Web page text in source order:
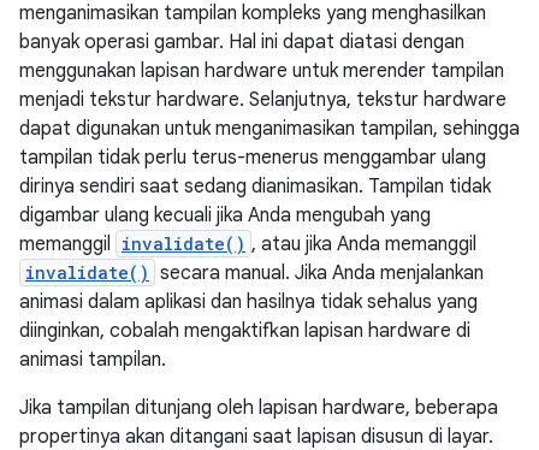
menganimasikan tampilan kompleks yang menghasilkan
banyak operasi gambar. Hal ini dapat diatasi dengan
menggunakan lapisan hardware untuk merender tampilan
menjadi tekstur hardware. Selanjutnya, tekstur hardware
dapat digunakan untuk menganimasikan tampilan, sehingga
tampilan tidak perlu terus-menerus menggambar ulang
dirinya sendiri saat sedang dianimasikan. Tampilan tidak
digambar ulang kecuali jika Anda mengubah yang
memanggil invalidate() , atau jika Anda memanggil
invalidate() secara manual. Jika Anda menjalankan
animasi dalam aplikasi dan hasilnya tidak sehalus yang
diinginkan, cobalah mengaktifkan lapisan hardware di
animasi tampilan.
Jika tampilan ditunjang oleh lapisan hardware, beberapa
propertinya akan ditangani saat lapisan disusun di layar.